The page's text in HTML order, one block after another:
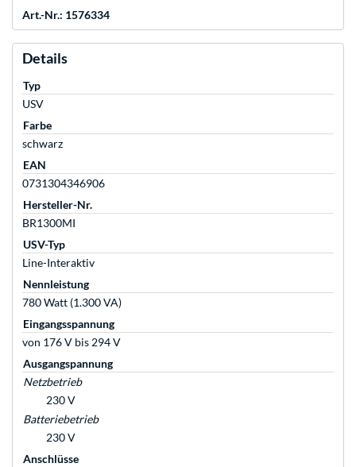
Art.-Nr.: 1576334
Details
Typ
USV
Farbe
schwarz
EAN
0731304346906
Hersteller-Nr.
BR1300MI
USV-Typ
Line-Interaktiv
Nennleistung
780 Watt (1.300 VA)
Eingangsspannung
von 176 V bis 294 V
Ausgangspannung
Netzbetrieb
230 V
Batteriebetrieb
230 V
Anschlüsse